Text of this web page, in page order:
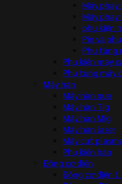
Máy phay
Máy phay
phụ kiện
Pin và
Phụ tùng
Phụ kiện máy
Phụ tùng máy
Máy hàn
Máy hàn que
Máy hàn Tig
Máy hàn Mig
Máy hàn laser
Máy cut
Phụ kiện hàn
Động cơ điện
Động cơ điện 1